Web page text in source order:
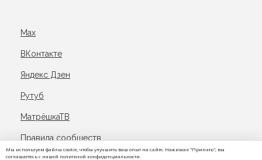
Max
ВКонтакте
Яндекс Дзен
Рутуб
МатрёшкаТВ
Правила сообществ
Мы используем файлы cookie, чтобы улучшить ваш опыт на сайте. Нажимая "Принять", вы
соглашаетесь с нашей политикой конфиденциальности.